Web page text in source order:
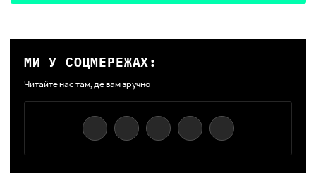
МИ У СОЦМЕРЕЖАХ:
Читайте нас там, де вам зручно